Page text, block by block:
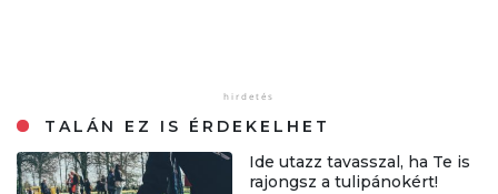
TALÁN EZ IS ÉRDEKELHET
Ide utazz tavasszal, ha Te is
rajongsz a tulipánokért!